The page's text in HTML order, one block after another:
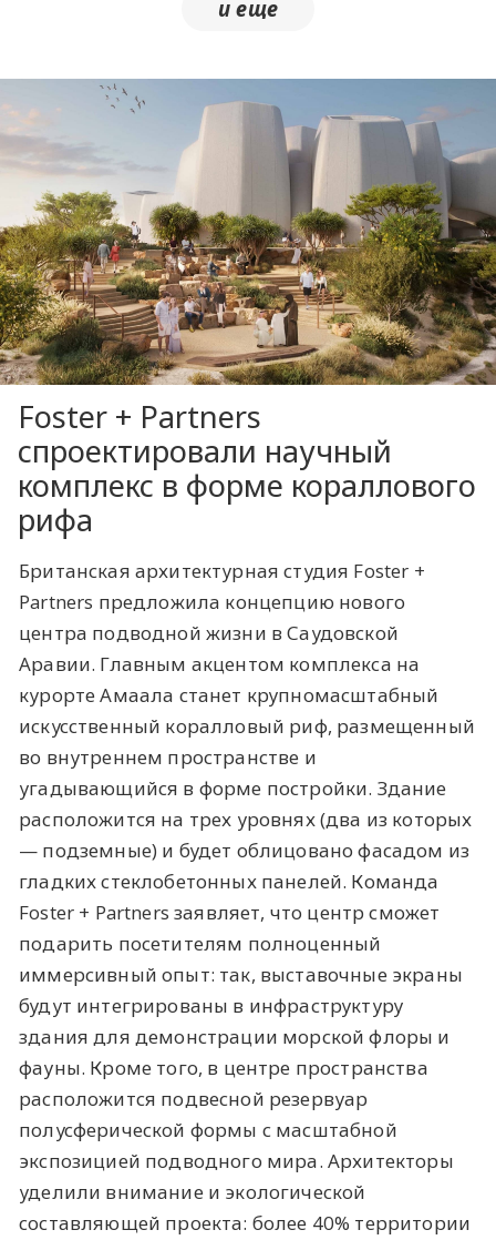
Foster + Partners
спроектировали научный
комплекс в форме кораллового
рифа
Британская архитектурная студия Foster +
Partners предложила концепцию нового
центра подводной жизни в Саудовской
Аравии. Главным акцентом комплекса на
курорте Амаала станет крупномасштабный
искусственный коралловый риф, размещенный
во внутреннем пространстве и
угадывающийся в форме постройки. Здание
расположится на трех уровнях (два из которых
— подземные) и будет облицовано фасадом из
гладких стеклобетонных панелей. Команда
Foster + Partners заявляет, что центр сможет
подарить посетителям полноценный
иммерсивный опыт: так, выставочные экраны
будут интегрированы в инфраструктуру
здания для демонстрации морской флоры и
фауны. Кроме того, в центре пространства
расположится подвесной резервуар
полусферической формы с масштабной
экспозицией подводного мира. Архитекторы
уделили внимание и экологической
составляющей проекта: более 40% территории